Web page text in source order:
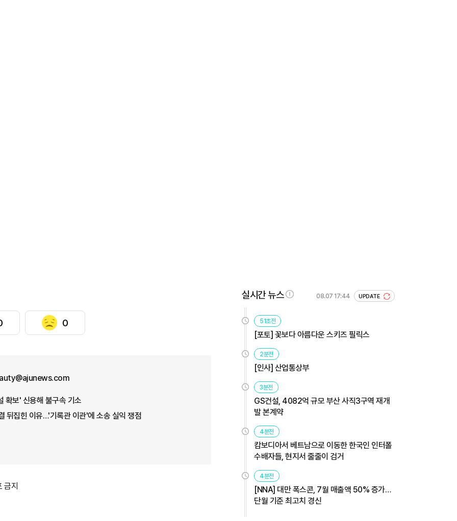
0
확보' 신용해 불구속 기소
뒤집힌 이유…'기록관 이관'에 소송 실익 쟁점
금지
실시간 뉴스 08.07 17:44 UPDATE
51초전
[포토] 꽃보다 아름다운 스키즈 필릭스
2분전
[인사] 산업통상부
3분전
GS건설, 4082억 규모 부산 사직3구역 재개
발 본계약
4분전
캄보디아서 베트남으로 이동한 한국인 인터폴
수배자들, 현지서 줄줄이 검거
4분전
[NNA] 대만 폭스콘, 7월 매출액 50% 증가…
단월 기준 최고치 경신